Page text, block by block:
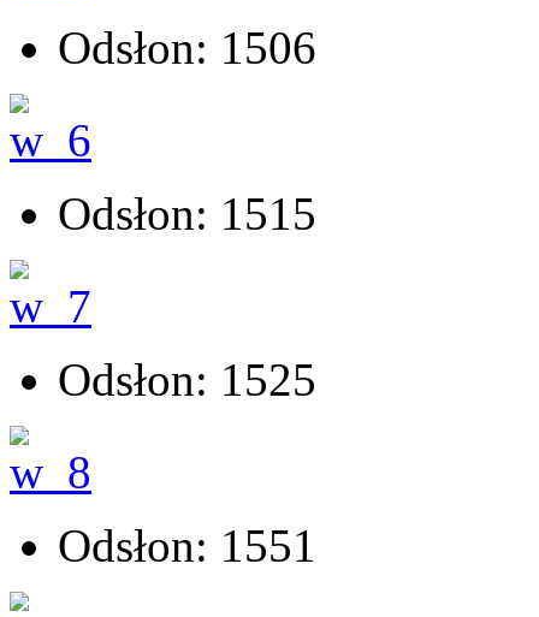
Odsłon: 1506
Odsłon: 1515
Odsłon: 1525
Odsłon: 1551